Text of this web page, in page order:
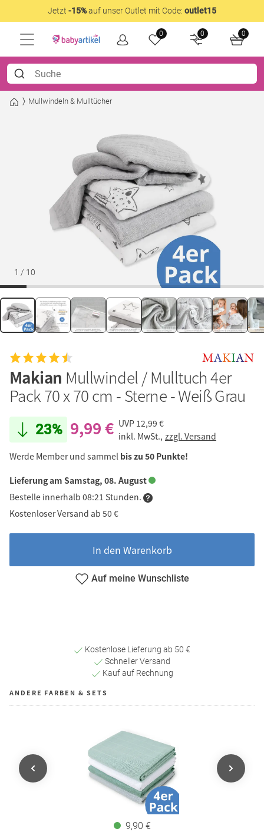
Jetzt -15%auf unser Outlet mit Code: outlet15
0 0 0
Mullwindeln & Mulltücher
1 / 10
Makian Mullwindel / Mulltuch 4er
Pack 70 x 70 cm - Sterne - Weiß Grau
23% 9,99 € UVP 12,99 €
inkl. MwSt., zzgl. Versand
Werde Member und sammel bis zu 50 Punkte!
Lieferung am Samstag, 08. August
Bestelle innerhalb 08:21 Stunden.
Kostenloser Versand ab 50 €
In den Warenkorb
Auf meine Wunschliste
Kostenlose Lieferung ab 50 €
Schneller Versand
Kauf auf Rechnung
ANDERE FARBEN & SETS
9,90 €